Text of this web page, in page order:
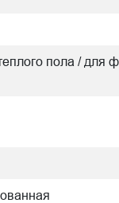
пола / для